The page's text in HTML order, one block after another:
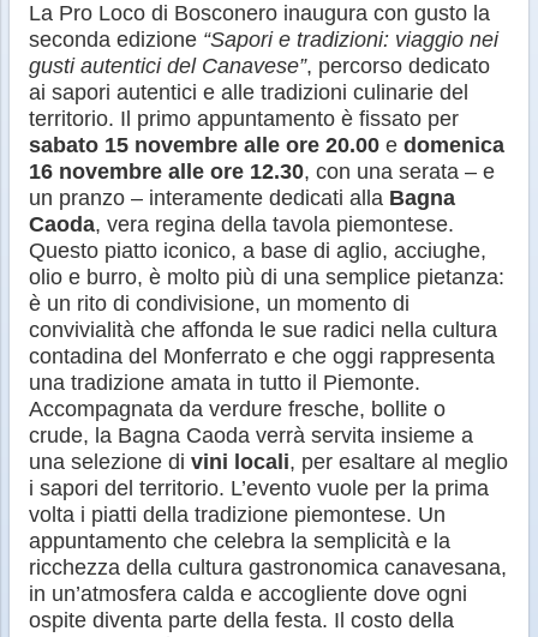
La Pro Loco di Bosconero inaugura con gusto la
seconda edizione “Sapori e tradizioni: viaggio nei
gusti autentici del Canavese”, percorso dedicato
ai sapori autentici e alle tradizioni culinarie del
territorio. Il primo appuntamento è fissato per
sabato 15 novembre alle ore 20.00 e domenica
16 novembre alle ore 12.30, con una serata – e
un pranzo – interamente dedicati alla Bagna
Caoda, vera regina della tavola piemontese.
Questo piatto iconico, a base di aglio, acciughe,
olio e burro, è molto più di una semplice pietanza:
è un rito di condivisione, un momento di
convivialità che affonda le sue radici nella cultura
contadina del Monferrato e che oggi rappresenta
una tradizione amata in tutto il Piemonte.
Accompagnata da verdure fresche, bollite o
crude, la Bagna Caoda verrà servita insieme a
una selezione di vini locali, per esaltare al meglio
i sapori del territorio. L’evento vuole per la prima
volta i piatti della tradizione piemontese. Un
appuntamento che celebra la semplicità e la
ricchezza della cultura gastronomica canavesana,
in un’atmosfera calda e accogliente dove ogni
ospite diventa parte della festa. Il costo della